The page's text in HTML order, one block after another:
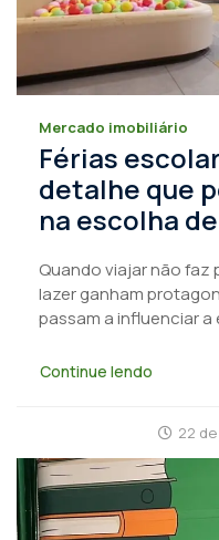
Mercado imobiliário
Férias
detalhe que
na escolha
Quando viajar não faz
lazer ganham
passam a influenciar
Continue lendo
22